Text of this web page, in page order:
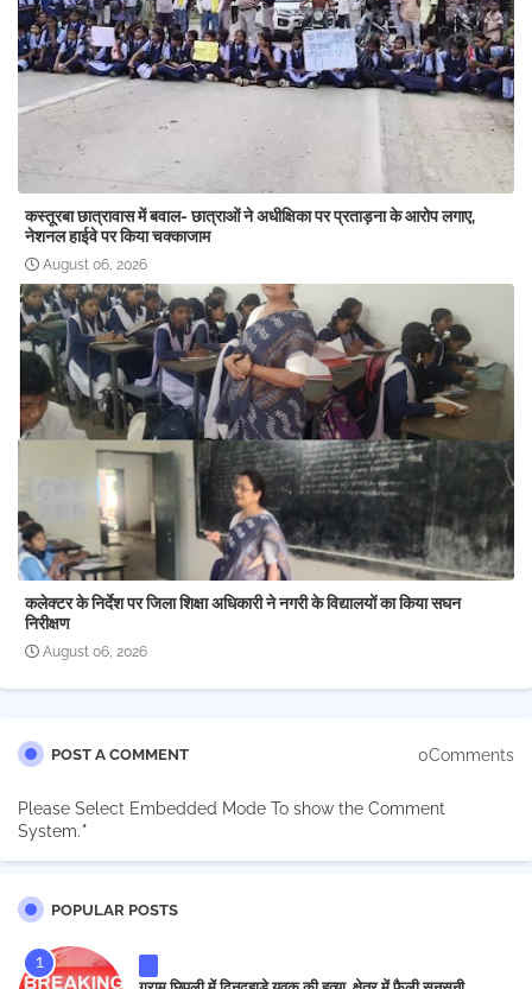
कस्तूरबा छात्रावास में बवाल- छात्राओं ने अधीक्षिका पर प्रताड़ना के आरोप लगाए,
नेशनल हाईवे पर किया चक्काजाम
August 06, 2026
कलेक्टर के निर्देश पर जिला शिक्षा अधिकारी ने नगरी के विद्यालयों का किया सघन
निरीक्षण
August 06, 2026
POST A COMMENT 0Comments
Please Select Embedded Mode To show the Comment
System.*
POPULAR POSTS